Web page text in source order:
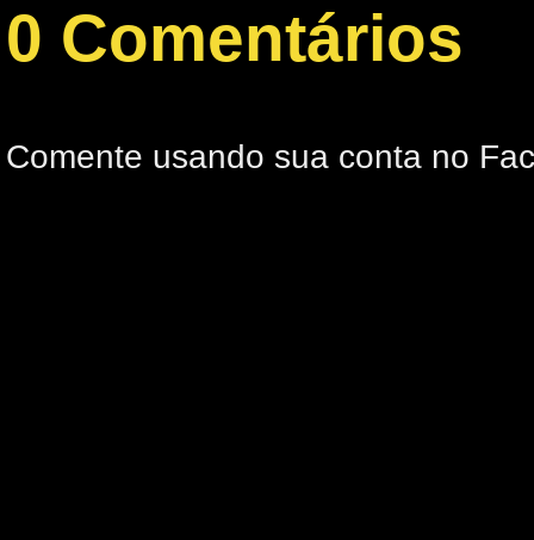
0 Comentários
Comente usando sua conta no